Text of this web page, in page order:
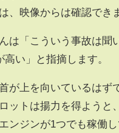
、映像からは確認でき
は「こういう事故は聞
い」と指摘します。
が上を向いているはず
ットは揚力を得ようと
ンジンが1つでも稼働